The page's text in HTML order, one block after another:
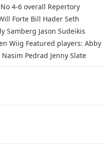
4-6 overall Repertory
Forte Bill Hader Seth
Samberg Jason Sudeikis
Wiig Featured players: Abby
Pedrad Jenny Slate